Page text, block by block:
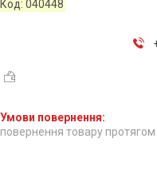
Код:040448
повернення товару протягом